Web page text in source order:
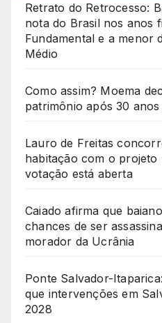
Retrato do Retrocesso:
nota do Brasil nos anos
Fundamental e a menor
Médio
Como assim? Moema
patrimônio após 30
Lauro de Freitas
habitação com o projeto
votação está aberta
Caiado afirma que
chances de ser
morador da Ucrânia
Ponte Salvador-
que intervenções em
2028